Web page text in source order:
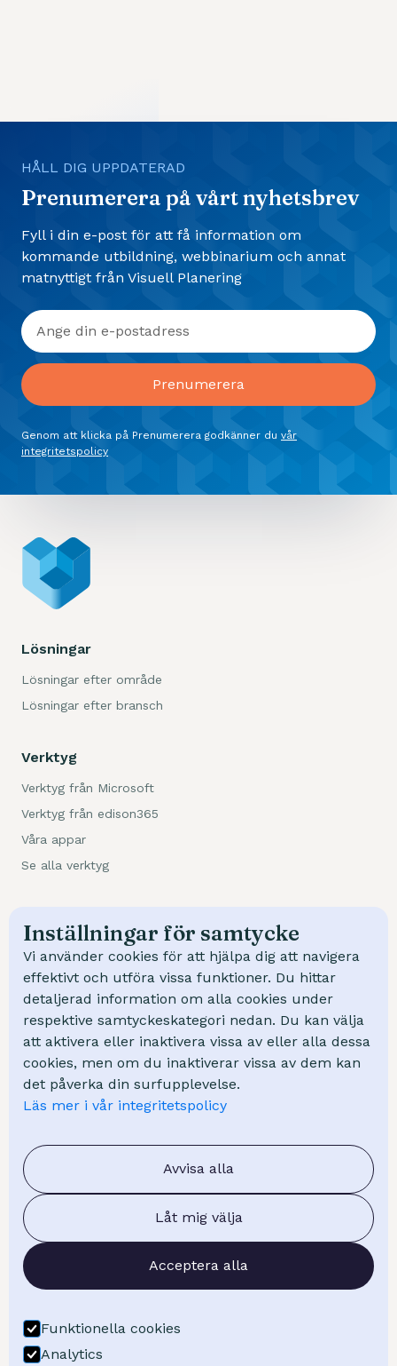
HÅLL DIG UPPDATERAD
Prenumerera på vårt nyhetsbrev
Fyll i din e-post för att få information om
kommande utbildning, webbinarium och annat
matnyttigt från Visuell Planering
Genom att klicka på Prenumerera godkänner du vår
integritetspolicy
Lösningar
Lösningar efter område
Lösningar efter bransch
Verktyg
Verktyg från Microsoft
Verktyg från edison365
Våra appar
Se alla verktyg
Trafikverket
NCC
Swep
Mölndal Energi
Kunskap
Kurser
FAQ - Vanliga frågor
Blogg
Om oss
Om Visuell Planering
Kontakt
Boka demo
Få offert
Inställningar för samtycke
Vi använder cookies för att hjälpa dig att navigera
effektivt och utföra vissa funktioner. Du hittar
detaljerad information om alla cookies under
respektive samtyckeskategori nedan. Du kan välja
att aktivera eller inaktivera vissa av eller alla dessa
cookies, men om du inaktiverar vissa av dem kan
det påverka din surfupplevelse.
Läs mer i vår integritetspolicy
Avvisa alla
Låt mig välja
Acceptera alla
Funktionella cookies
Analytics